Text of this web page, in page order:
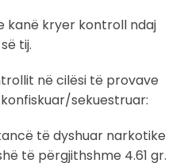
kanë kryer kontroll ndaj
tij.
në cilësi të provave
sekuestruar:
të dyshuar narkotike
të përgjithshme 4.61 gr.